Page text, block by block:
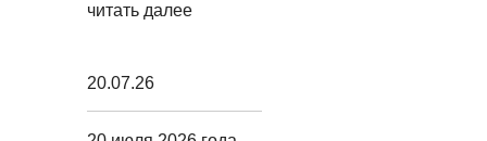
читать далее
20.07.26